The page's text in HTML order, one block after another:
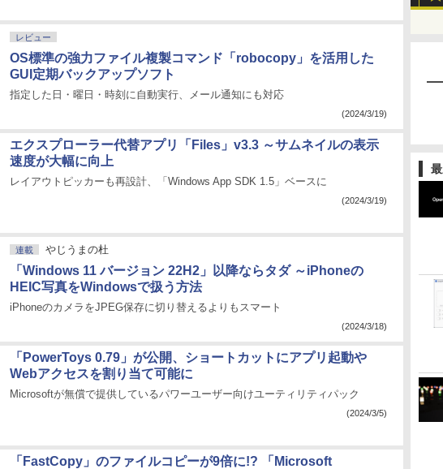
レビュー
OS標準の強力ファイル複製コマンド「robocopy」を活用した
GUI定期バックアップソフト
指定した日・曜日・時刻に自動実行、メール通知にも対応
(2024/3/19)
エクスプローラー代替アプリ「Files」v3.3 ～サムネイルの表示
速度が大幅に向上
レイアウトピッカーも再設計、「Windows App SDK 1.5」ベースに
(2024/3/19)
連載 やじうまの杜
「Windows 11 バージョン 22H2」以降ならタダ ～iPhoneの
HEIC写真をWindowsで扱う方法
iPhoneのカメラをJPEG保存に切り替えるよりもスマート
(2024/3/18)
「PowerToys 0.79」が公開、ショートカットにアプリ起動や
Webアクセスを割り当て可能に
Microsoftが無償で提供しているパワーユーザー向けユーティリティパック
(2024/3/5)
「FastCopy」のファイルコピーが9倍に!? 「Microsoft